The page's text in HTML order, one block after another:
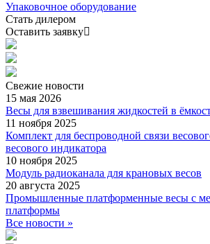
Упаковочное оборудование
Стать дилером
Оставить заявку
Свежие новости
15 мая 2026
Весы для взвешивания жидкостей в
11 ноября 2025
Комплект для беспроводной связи
весового индикатора
10 ноября 2025
Модуль радиоканала для крановых весов
20 августа 2025
Промышленные платформенные весы с
платформы
Все новости »